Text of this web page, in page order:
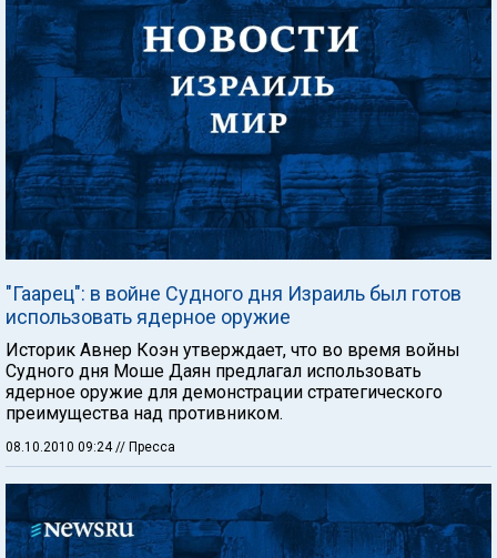
"Гаарец": в войне Судного дня Израиль был готов
использовать ядерное оружие
Историк Авнер Коэн утверждает, что во время войны
Судного дня Моше Даян предлагал использовать
ядерное оружие для демонстрации стратегического
преимущества над противником.
08.10.2010 09:24// Пресса